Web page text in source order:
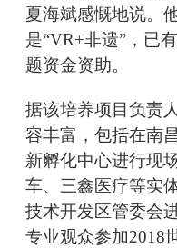
夏海斌感慨地说。
是“VR+非遗”，已
题资金资助。
据该培养项目负责
容丰富，包括在南
新孵化中心进行现
车、三鑫医疗等实
技术开发区管委会
专业观众参加2018